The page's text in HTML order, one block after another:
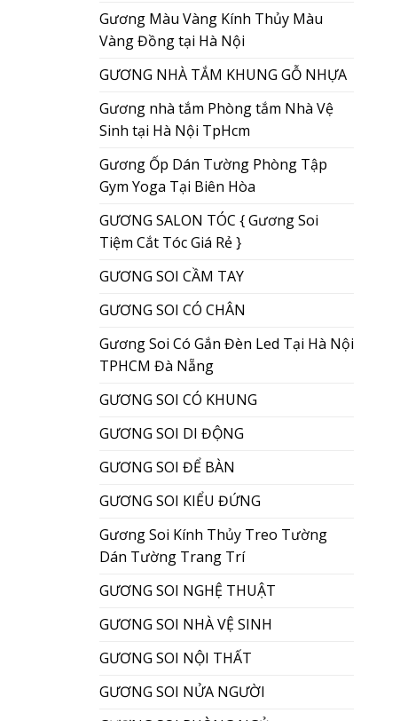
Gương Màu Vàng Kính Thủy Màu
Vàng Đồng tại Hà Nội
GƯƠNG NHÀ TẮM KHUNG GỖ NHỰA
Gương nhà tắm Phòng tắm Nhà Vệ
Sinh tại Hà Nội TpHcm
Gương Ốp Dán Tường Phòng Tập
Gym Yoga Tại Biên Hòa
GƯƠNG SALON TÓC { Gương Soi
Tiệm Cắt Tóc Giá Rẻ }
GƯƠNG SOI CẦM TAY
GƯƠNG SOI CÓ CHÂN
Gương Soi Có Gắn Đèn Led Tại Hà Nội
TPHCM Đà Nẵng
GƯƠNG SOI CÓ KHUNG
GƯƠNG SOI DI ĐỘNG
GƯƠNG SOI ĐỂ BÀN
GƯƠNG SOI KIỂU ĐỨNG
Gương Soi Kính Thủy Treo Tường
Dán Tường Trang Trí
GƯƠNG SOI NGHỆ THUẬT
GƯƠNG SOI NHÀ VỆ SINH
GƯƠNG SOI NỘI THẤT
GƯƠNG SOI NỬA NGƯỜI